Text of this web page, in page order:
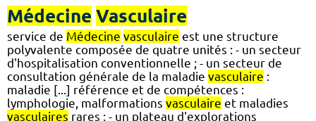
Médecine Vasculaire
service de Médecine vasculaire est une structure
polyvalente composée de quatre unités : - un secteur
d'hospitalisation conventionnelle ; - un secteur de
consultation générale de la maladie vasculaire :
maladie [...] référence et de compétences :
lymphologie, malformations vasculaire et maladies
vasculaires rares ; - un plateau d'explorations